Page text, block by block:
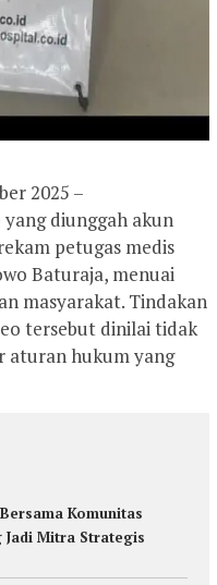
2025 –
diunggah akun
petugas medis
Baturaja, menuai
masyarakat. Tindakan
tersebut dinilai tidak
aturan hukum yang
Komunitas
Mitra Strategis